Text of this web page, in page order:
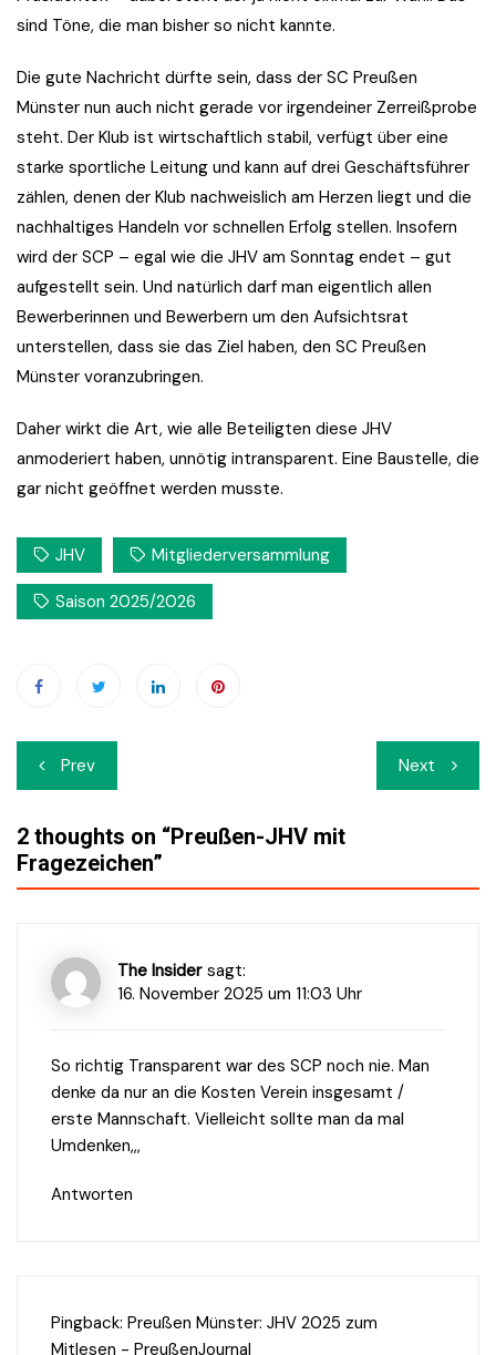
sind Töne, die man bisher so nicht kannte.
Die gute Nachricht dürfte sein, dass der SC Preußen
Münster nun auch nicht gerade vor irgendeiner Zerreißprobe
steht. Der Klub ist wirtschaftlich stabil, verfügt über eine
starke sportliche Leitung und kann auf drei Geschäftsführer
zählen, denen der Klub nachweislich am Herzen liegt und die
nachhaltiges Handeln vor schnellen Erfolg stellen. Insofern
wird der SCP – egal wie die JHV am Sonntag endet – gut
aufgestellt sein. Und natürlich darf man eigentlich allen
Bewerberinnen und Bewerbern um den Aufsichtsrat
unterstellen, dass sie das Ziel haben, den SC Preußen
Münster voranzubringen.
Daher wirkt die Art, wie alle Beteiligten diese JHV
anmoderiert haben, unnötig intransparent. Eine Baustelle, die
gar nicht geöffnet werden musste.
JHV Mitgliederversammlung
Saison 2025/2026
Beitrags-
Navigation
Prev Next
2 thoughts on “Preußen-JHV mit
Fragezeichen”
The Insider sagt:
16. November 2025 um 11:03 Uhr
So richtig Transparent war des SCP noch nie. Man
denke da nur an die Kosten Verein insgesamt /
erste Mannschaft. Vielleicht sollte man da mal
Umdenken,,,
Antworten
Pingback: Preußen Münster: JHV 2025 zum
Mitlesen - PreußenJournal